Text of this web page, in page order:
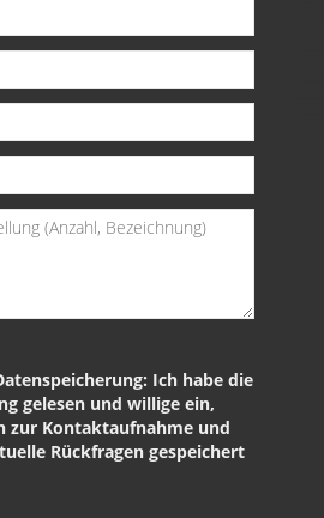
Ich habe die
gelesen und willige ein,
zur Kontaktaufnahme und
Rückfragen gespeichert